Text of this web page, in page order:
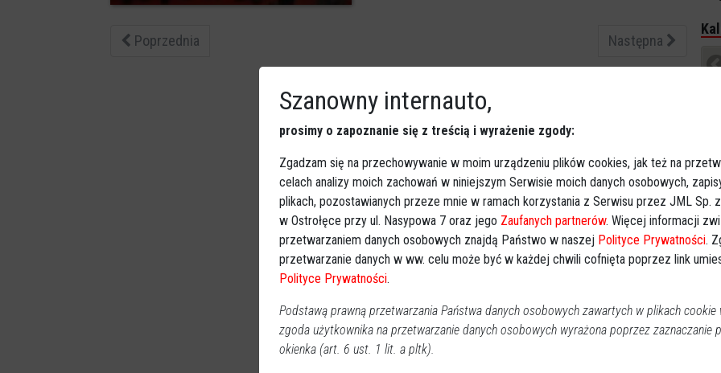
Poprzednia Następna
24
Szanowny internauto,
prosimy o zapoznanie się z treścią i wyrażenie zgody:
Zgadzam się na przechowywanie w moim urządzeniu plików cookies, jak też na
celach analizy moich zachowań w niniejszym Serwisie moich danych osobowych,
plikach, pozostawianych przeze mnie w ramach korzystania z Serwisu przez JML Sp.
w Ostrołęce przy ul. Nasypowa 7 oraz jego Zaufanych partnerów. Więcej informacji
przetwarzaniem danych osobowych znajdą Państwo w naszej Polityce Prywatności.
przetwarzanie danych w ww. celu może być w każdej chwili cofnięta poprzez link
Polityce Prywatności.
Podstawą prawną przetwarzania Państwa danych osobowych zawartych w plikach cookie
zgoda użytkownika na przetwarzanie danych osobowych wyrażona poprzez zaznaczanie
okienka (art. 6 ust. 1 lit. a pltk).